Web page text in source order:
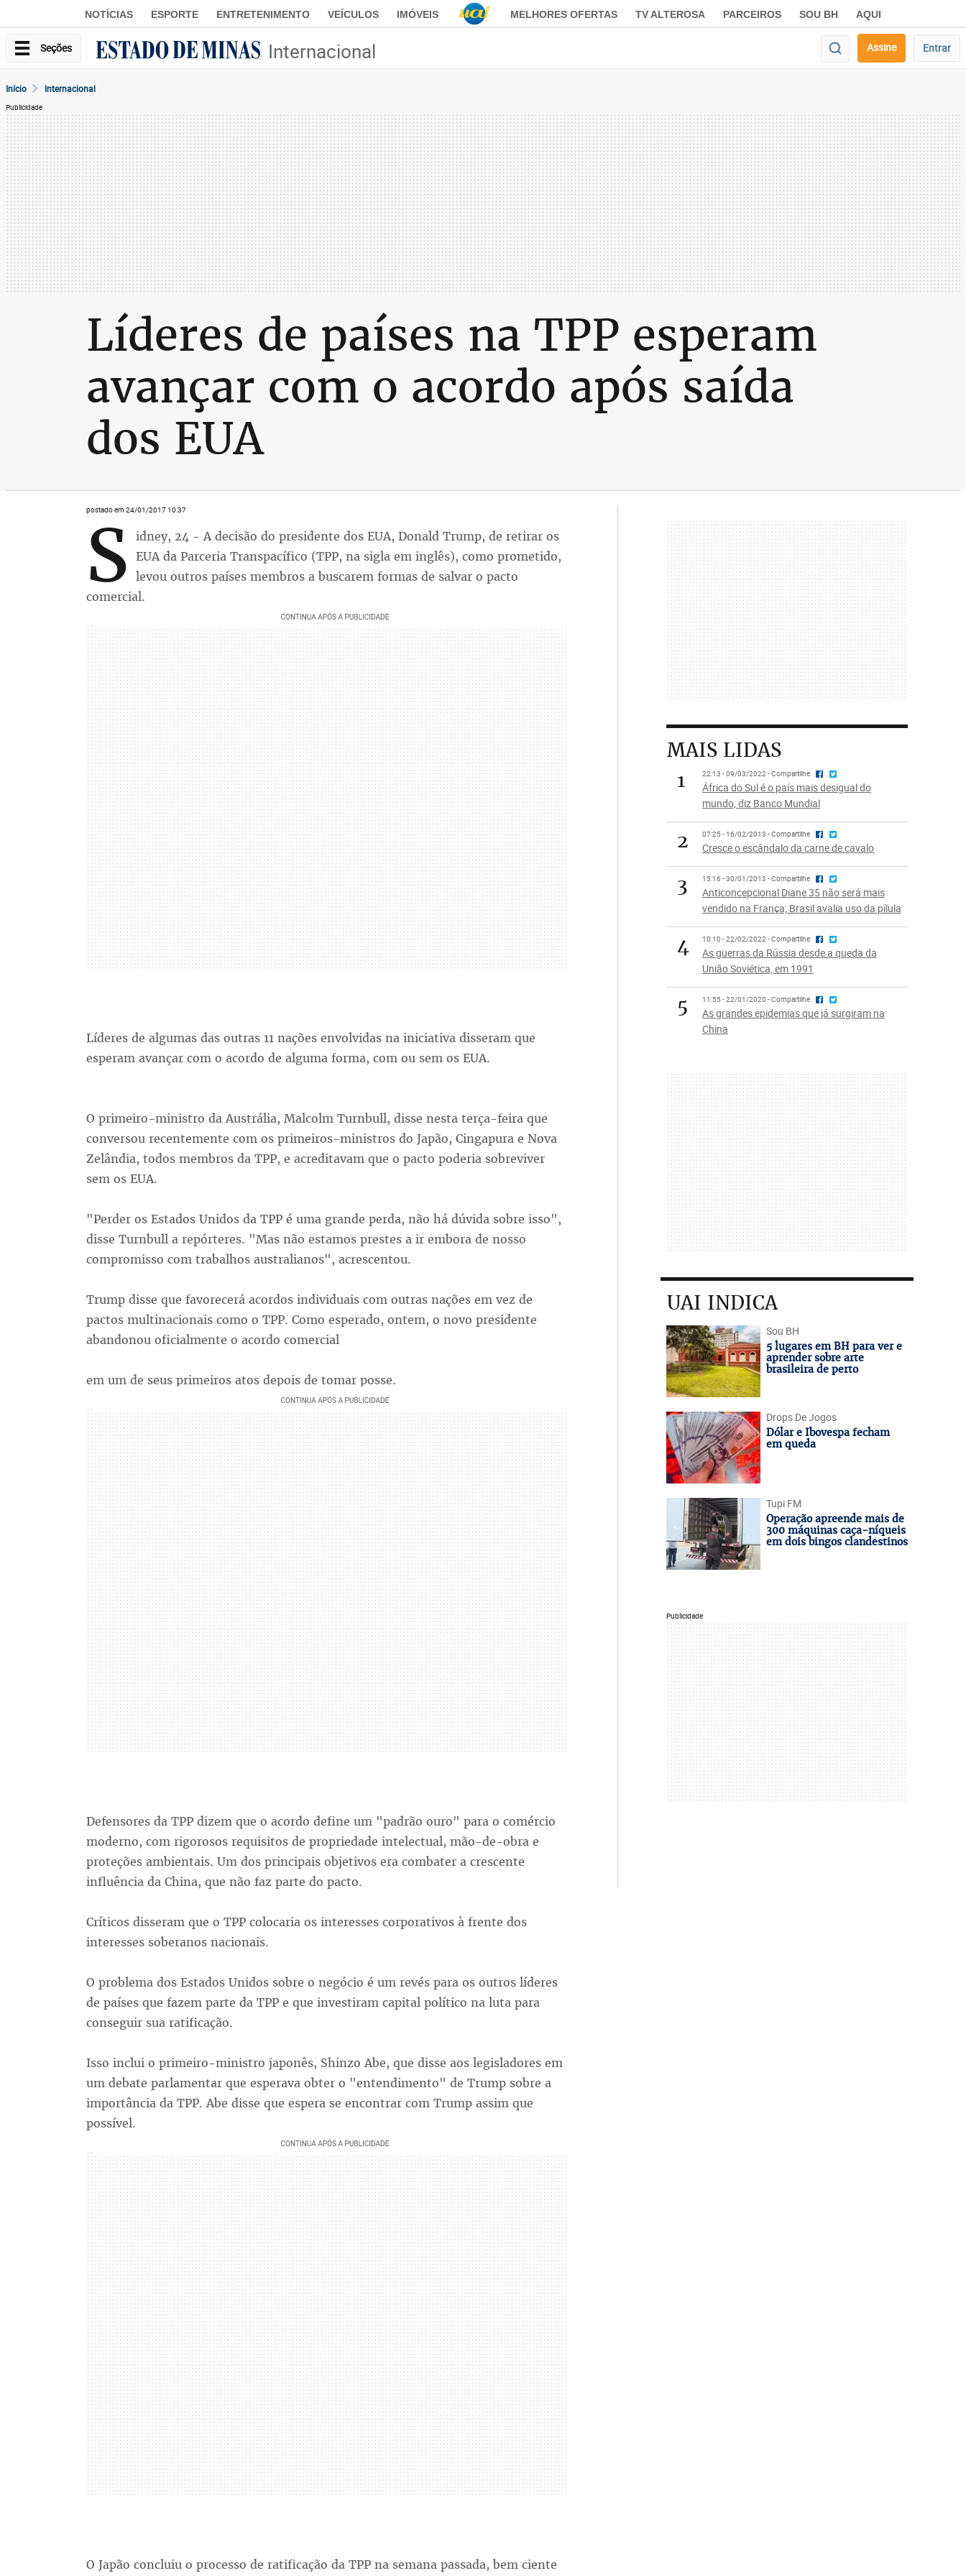
NOTÍCIAS ESPORTE ENTRETENIMENTO VEÍCULOS IMÓVEIS MELHORES OFERTAS TV ALTEROSA PARCEIROS SOU BH AQUI
Seções Internacional Assine Entrar
Início Internacional
Publicidade
Líderes de países na TPP esperam
avançar com o acordo após saída
dos EUA
postado em 24/01/2017 10:37
S idney, 24 - A decisão do presidente dos EUA, Donald Trump, de retirar os
EUA da Parceria Transpacífico (TPP, na sigla em inglês), como prometido,
levou outros países membros a buscarem formas de salvar o pacto
comercial.
Líderes de algumas das outras 11 nações envolvidas na iniciativa disseram que
esperam avançar com o acordo de alguma forma, com ou sem os EUA.
O primeiro-ministro da Austrália, Malcolm Turnbull, disse nesta terça-feira que
conversou recentemente com os primeiros-ministros do Japão, Cingapura e Nova
Zelândia, todos membros da TPP, e acreditavam que o pacto poderia sobreviver
sem os EUA.
"Perder os Estados Unidos da TPP é uma grande perda, não há dúvida sobre isso",
disse Turnbull a repórteres. "Mas não estamos prestes a ir embora de nosso
compromisso com trabalhos australianos", acrescentou.
Trump disse que favorecerá acordos individuais com outras nações em vez de
pactos multinacionais como o TPP. Como esperado, ontem, o novo presidente
abandonou oficialmente o acordo comercial
em um de seus primeiros atos depois de tomar posse.
Defensores da TPP dizem que o acordo define um "padrão ouro" para o comércio
moderno, com rigorosos requisitos de propriedade intelectual, mão-de-obra e
proteções ambientais. Um dos principais objetivos era combater a crescente
influência da China, que não faz parte do pacto.
Críticos disseram que o TPP colocaria os interesses corporativos à frente dos
interesses soberanos nacionais.
O problema dos Estados Unidos sobre o negócio é um revés para os outros líderes
de países que fazem parte da TPP e que investiram capital político na luta para
conseguir sua ratificação.
Isso inclui o primeiro-ministro japonês, Shinzo Abe, que disse aos legisladores em
um debate parlamentar que esperava obter o "entendimento" de Trump sobre a
importância da TPP. Abe disse que espera se encontrar com Trump assim que
possível.
O Japão concluiu o processo de ratificação da TPP na semana passada, bem ciente
MAIS LIDAS
1
22:13 - 09/03/2022 - Compartilhe
África do Sul é o país mais desigual do
mundo, diz Banco Mundial
2 07:25 - 16/02/2013 - Compartilhe
Cresce o escândalo da carne de cavalo
3 15:16 - 30/01/2013 - Compartilhe
Anticoncepcional Diane 35 não será mais
vendido na França; Brasil avalia uso da pílula
4 10:10 - 22/02/2022 - Compartilhe
As guerras da Rússia desde a queda da
União Soviética, em 1991
5 11:55 - 22/01/2020 - Compartilhe
As grandes epidemias que já surgiram na
China
UAI INDICA
Sou BH
5 lugares em BH para ver e
aprender sobre arte
brasileira de perto
Drops De Jogos
Dólar e Ibovespa fecham
em queda
Tupi FM
Operação apreende mais de
300 máquinas caça-níqueis
em dois bingos clandestinos
Publicidade